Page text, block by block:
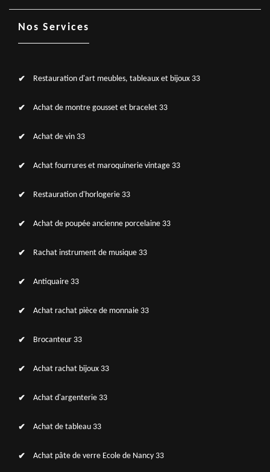
Nos Services
Restauration d'art meubles, tableaux et bijoux 33
Achat de montre gousset et bracelet 33
Achat de vin 33
Achat fourrures et maroquinerie vintage 33
Restauration d'horlogerie 33
Achat de poupée ancienne porcelaine 33
Rachat instrument de musique 33
Antiquaire 33
Achat rachat pièce de monnaie 33
Brocanteur 33
Achat rachat bijoux 33
Achat d'argenterie 33
Achat de tableau 33
Achat pâte de verre Ecole de Nancy 33